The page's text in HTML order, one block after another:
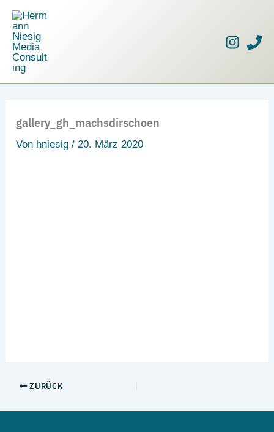
Zum
Inhalt
springen
gallery_gh_machsdirschoen
Von hniesig/20. März 2020
ZURÜCK